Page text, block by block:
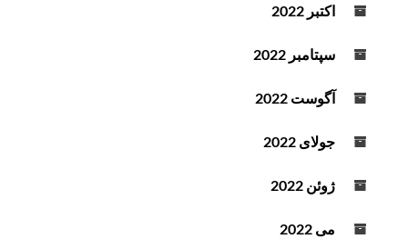
اکتبر 2022
سپتامبر 2022
آگوست 2022
جولای 2022
ژوئن 2022
می 2022